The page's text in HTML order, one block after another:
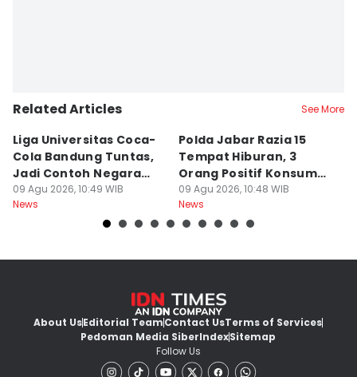
Related Articles See More
Liga Universitas Coca-
Cola Bandung Tuntas,
Jadi Contoh Negara
Lain
09 Agu 2026, 10:49 WIB
News
Polda Jabar Razia 15
Tempat Hiburan, 3
Orang Positif Konsumsi
Narkoba
09 Agu 2026, 10:48 WIB
News
About UsEditorial TeamContact UsTerms of Services
Pedoman Media SiberIndexSitemap
Follow Us